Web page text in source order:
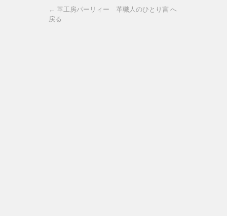
← 革工房パーリィー 革職人のひとり言 へ
戻る